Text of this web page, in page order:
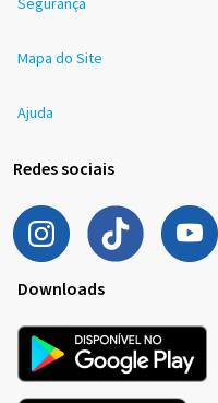
Mapa do Site
Ajuda
Redes sociais
Downloads